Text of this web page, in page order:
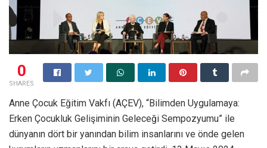
0
SHARES
Anne Çocuk Eğitim Vakfı (AÇEV), “Bilimden Uygulamaya:
Erken Çocukluk Gelişiminin Geleceği Sempozyumu” ile
dünyanın dört bir yanından bilim insanlarını ve önde gelen